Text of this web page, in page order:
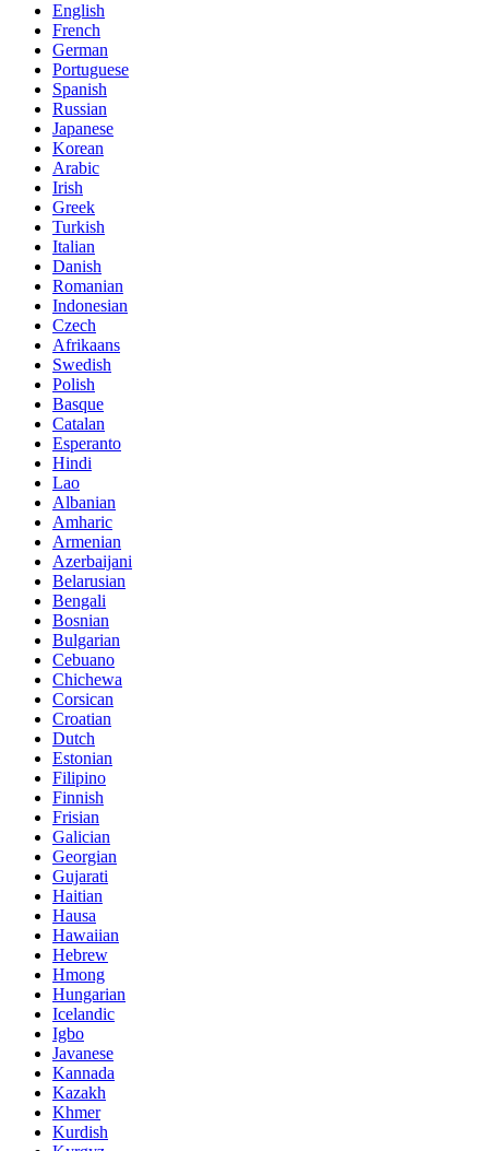
English
French
German
Portuguese
Spanish
Russian
Japanese
Korean
Arabic
Irish
Greek
Turkish
Italian
Danish
Romanian
Indonesian
Czech
Afrikaans
Swedish
Polish
Basque
Catalan
Esperanto
Hindi
Lao
Albanian
Amharic
Armenian
Azerbaijani
Belarusian
Bengali
Bosnian
Bulgarian
Cebuano
Chichewa
Corsican
Croatian
Dutch
Estonian
Filipino
Finnish
Frisian
Galician
Georgian
Gujarati
Haitian
Hausa
Hawaiian
Hebrew
Hmong
Hungarian
Icelandic
Igbo
Javanese
Kannada
Kazakh
Khmer
Kurdish